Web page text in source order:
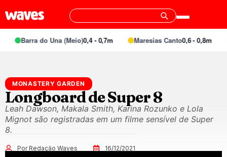
Barra do Una (Meio)0,4 - 0,7m Maresias Canto0,6 - 0,8m
MONASTERY GARDEN
Longboard de Super 8
Leah Dawson, Makala Smith, Karina Rozunko e Lola
Mignot são registradas em um filme sensível de Super
8.
Por Redação Waves 16/12/2021